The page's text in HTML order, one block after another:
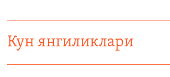
Кун янгиликлари